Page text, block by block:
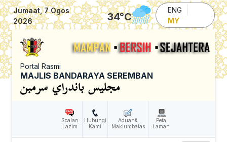
Skip to main content
Jumaat, 7 Ogos
2026
34°C
ENG
MY
Portal Rasmi
MAJLIS BANDARAYA SEREMBAN
Soalan
Lazim
Hubungi
Kami
Aduan&
Maklumbalas
Peta
Laman